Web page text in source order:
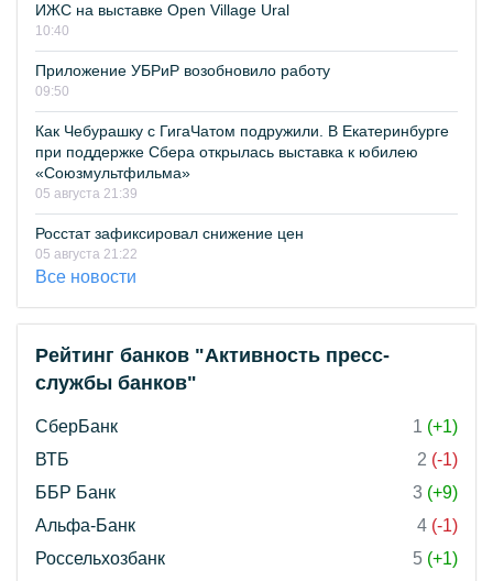
ИЖС на выставке Open Village Ural
10:40
Приложение УБРиР возобновило работу
09:50
Как Чебурашку с ГигаЧатом подружили. В Екатеринбурге
при поддержке Сбера открылась выставка к юбилею
«Союзмультфильма»
05 августа 21:39
Росстат зафиксировал снижение цен
05 августа 21:22
Все новости
Рейтинг банков "Активность пресс-
службы банков"
СберБанк 1 (+1)
ВТБ
2 (-1)
ББР Банк
3 (+9)
Альфа-Банк
4 (-1)
Россельхозбанк
5 (+1)